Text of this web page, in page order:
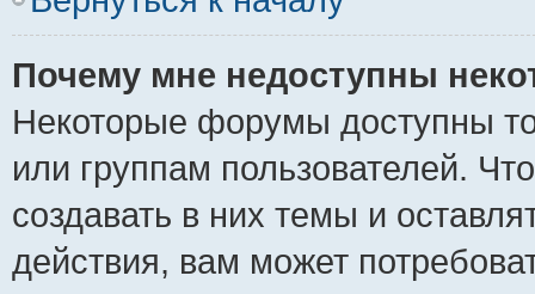
Почему мне недоступны
Некоторые форумы доступны
или группам пользователей.
создавать в них темы и
действия, вам может